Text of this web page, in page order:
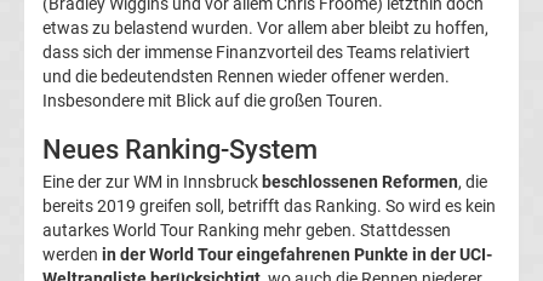
League
Conference
League
etwas zu belastend wurden. Vor allem aber bleibt zu hoffen,
dass sich der immense Finanzvorteil des Teams relativiert
und die bedeutendsten Rennen wieder offener werden.
Insbesondere mit Blick auf die großen Touren.
Neues Ranking-System
Eine der zur WM in Innsbruck beschlossenen Reformen, die
bereits 2019 greifen soll, betrifft das Ranking. So wird es kein
autarkes World Tour Ranking mehr geben. Stattdessen
werden in der World Tour eingefahrenen Punkte in der UCI-